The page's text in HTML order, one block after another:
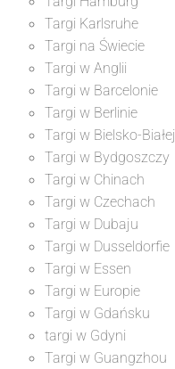
Targi Karlsruhe
Targi na Świecie
Targi w Anglii
Targi w Barcelonie
Targi w Berlinie
Targi w Bielsko-Białej
Targi w Bydgoszczy
Targi w Chinach
Targi w Czechach
Targi w Dubaju
Targi w Dusseldorfie
Targi w Essen
Targi w Europie
Targi w Gdańsku
targi w Gdyni
Targi w Guangzhou